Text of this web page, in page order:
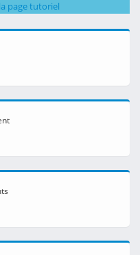
page tutoriel